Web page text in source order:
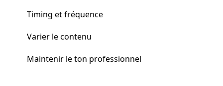
Timing et fréquence
Varier le contenu
Maintenir le ton professionnel